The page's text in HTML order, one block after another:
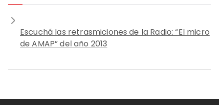
Escuchá las retrasmiciones de la Radio: “El micro
de AMAP” del año 2013